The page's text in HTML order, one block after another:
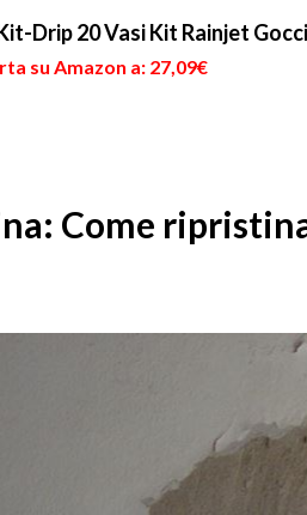
Drip 20 Vasi Kit Rainjet
su Amazon a: 27,09€
Come